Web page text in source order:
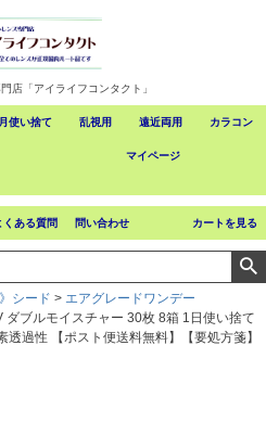
店「アイライフコンタクト」
使い捨て 乱視用 遠近両用 カラコン
マイページ
くある質問 問い合わせ カートを見る
シード
エアグレードワンデー
ブルモイスチャー 30枚 8箱 1日使い捨て
過性 【ポスト便送料無料】【要処方箋】